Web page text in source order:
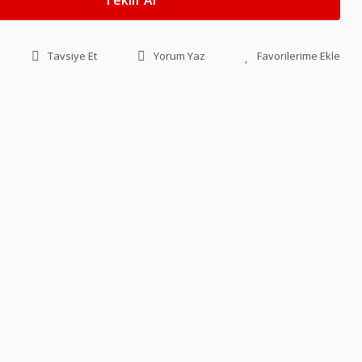
Tavsiye Et Yorum Yaz